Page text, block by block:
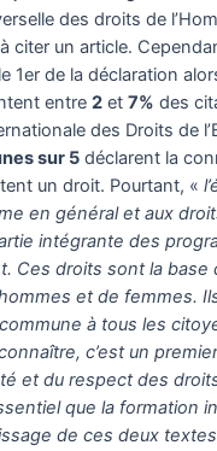
des droits de
citer un article.
1er de la déclaration
entre2 et7% des
des Droits de
sur 5 déclarent la
un droit. Pourtant, «
en général et aux
intégrante des
Ces droits sont la base
et de femmes.
à tous les
c’est un
et du respect des
que la formation
de ces deux